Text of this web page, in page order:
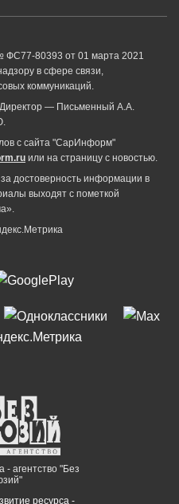
ФС77-80393 от 01 марта 2021
в сфере связи,
коммуникаций.
— Письменный А.А.
с сайта "СарИнформ"
или на страницу с новостью.
достоверность информации в
выходят с пометкой
- агентство "Без
ресурса -